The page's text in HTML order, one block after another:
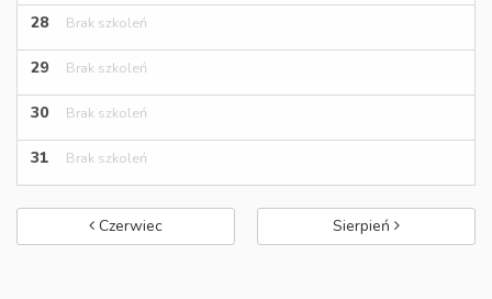
28 Brak szkoleń
29 Brak szkoleń
30 Brak szkoleń
31 Brak szkoleń
Czerwiec Sierpień